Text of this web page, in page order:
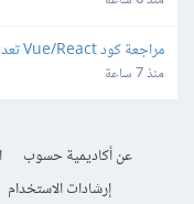
مراجعة كود Vue/React تعديل واجهات UI/UX وإصلاح ثغرات
منذ 7 ساعة
عن أكاديمية حسوب
إرشادات الاستخدام